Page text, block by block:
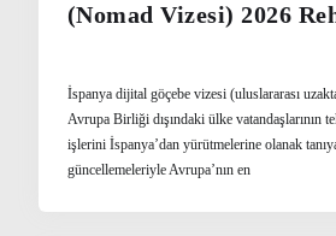
(Nomad Vizesi) 2026
İspanya dijital göçebe vizesi (uluslararası
Avrupa Birliği dışındaki ülke vatandaşlarının
işlerini İspanya’dan yürütmelerine olanak
güncellemeleriyle Avrupa’nın en